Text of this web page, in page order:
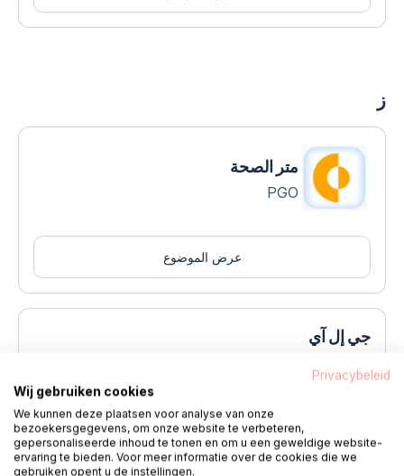
ز
متر الصحة
PGO
عرض الموضوع
جي إل آي
عرض الموضوع
Privacybeleid
Wij gebruiken cookies
We kunnen deze plaatsen voor analyse van onze
bezoekersgegevens, om onze website te verbeteren,
gepersonaliseerde inhoud te tonen en om u een geweldige website-
ervaring te bieden. Voor meer informatie over de cookies die we
gebruiken opent u de instellingen.